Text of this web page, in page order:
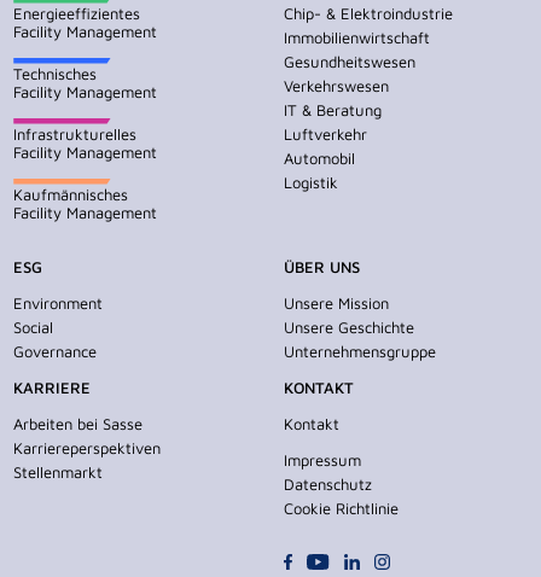
Energieeffizientes
Facility Management
Technisches
Facility Management
Infrastrukturelles
Facility Management
Kaufmännisches
Facility Management
Chip- & Elektroindustrie
Immobilienwirtschaft
Gesundheitswesen
Verkehrswesen
IT & Beratung
Luftverkehr
Automobil
Logistik
ESG
Environment
Social
Governance
KARRIERE
Arbeiten bei Sasse
Karriereperspektiven
Stellenmarkt
ÜBER UNS
Unsere Mission
Unsere Geschichte
Unternehmensgruppe
KONTAKT
Kontakt
Impressum
Datenschutz
Cookie Richtlinie